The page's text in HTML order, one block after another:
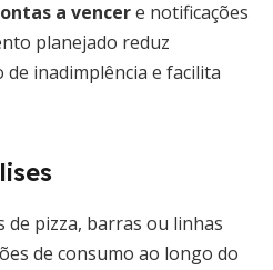
a vencere notificações
planejado reduz
inadimplência e facilita
de pizza, barras ou linhas
de consumo ao longo do